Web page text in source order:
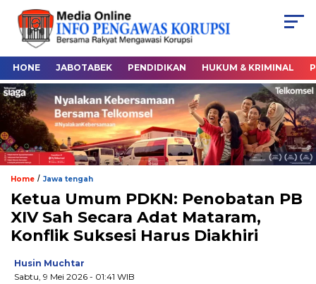
HONE JABOTABEK PENDIDIKAN HUKUM & KRIMINAL
Home / Jawa tengah
Ketua Umum PDKN: Penobatan PB
XIV Sah Secara Adat Mataram,
Konflik Suksesi Harus Diakhiri
Husin Muchtar
Sabtu, 9 Mei 2026 - 01:41 WIB